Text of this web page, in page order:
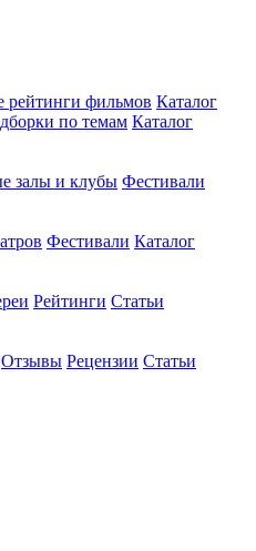
рейтинги фильмов Каталог
по темам Каталог
залы и клубы Фестивали
Фестивали Каталог
Рейтинги Статьи
Отзывы Рецензии Статьи